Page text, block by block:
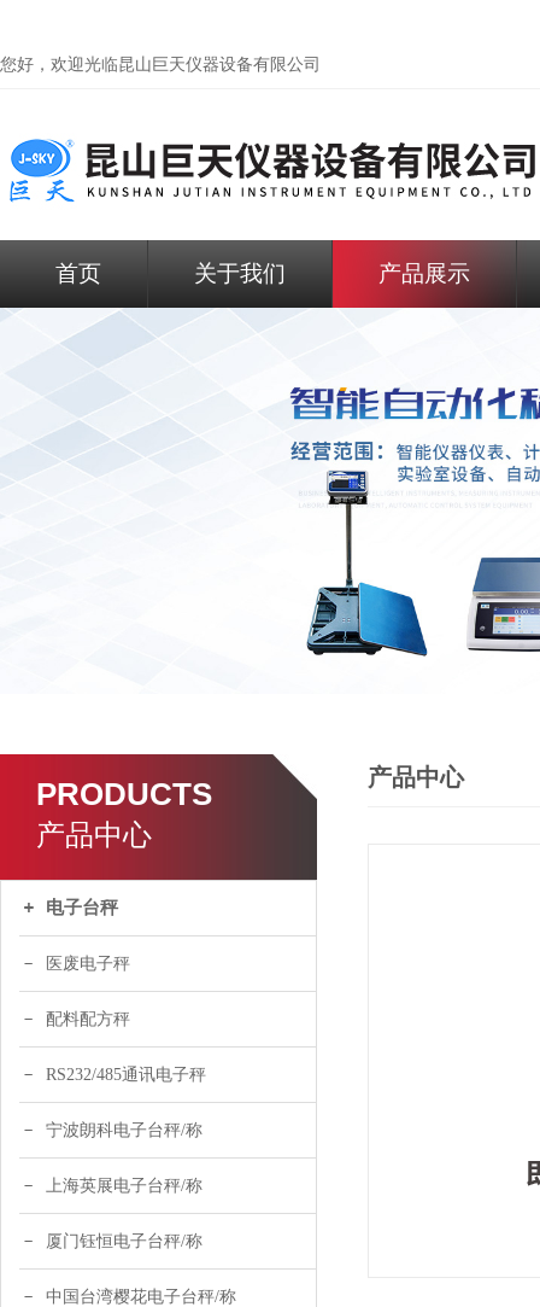
您好，欢迎光临昆山巨天仪器设备有限公司
首页 关于我们 产品展示
PRODUCTS
产品中心
电子台秤
医废电子秤
配料配方秤
RS232/485通讯电子秤
宁波朗科电子台秤/称
上海英展电子台秤/称
厦门钰恒电子台秤/称
中国台湾樱花电子台秤/称
产品中心